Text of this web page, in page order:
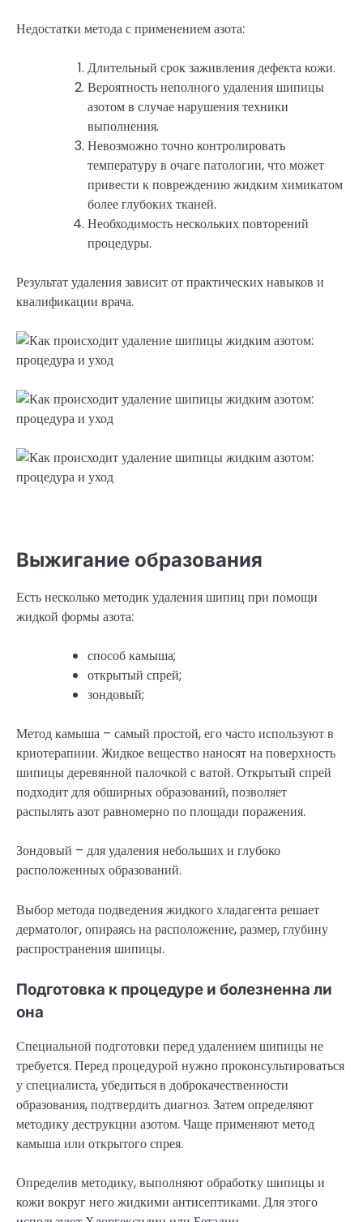
Недостатки метода с применением азота:
Длительный срок заживления дефекта кожи.
Вероятность неполного удаления шипицы
азотом в случае нарушения техники
выполнения.
Невозможно точно контролировать
температуру в очаге патологии, что может
привести к повреждению жидким химикатом
более глубоких тканей.
Необходимость нескольких повторений
процедуры.
Результат удаления зависит от практических навыков и
квалификации врача.
Выжигание образования
Есть несколько методик удаления шипиц при помощи
жидкой формы азота:
способ камыша;
открытый спрей;
зондовый;
Метод камыша – самый простой, его часто используют в
криотерапиии. Жидкое вещество наносят на поверхность
шипицы деревянной палочкой с ватой. Открытый спрей
подходит для обширных образований, позволяет
распылять азот равномерно по площади поражения.
Зондовый – для удаления небольших и глубоко
расположенных образований.
Выбор метода подведения жидкого хладагента решает
дерматолог, опираясь на расположение, размер, глубину
распространения шипицы.
Подготовка к процедуре и болезненна ли
она
Специальной подготовки перед удалением шипицы не
требуется. Перед процедурой нужно проконсультироваться
у специалиста, убедиться в доброкачественности
образования, подтвердить диагноз. Затем определяют
методику деструкции азотом. Чаще применяют метод
камыша или открытого спрея.
Определив методику, выполняют обработку шипицы и
кожи вокруг него жидкими антисептиками. Для этого